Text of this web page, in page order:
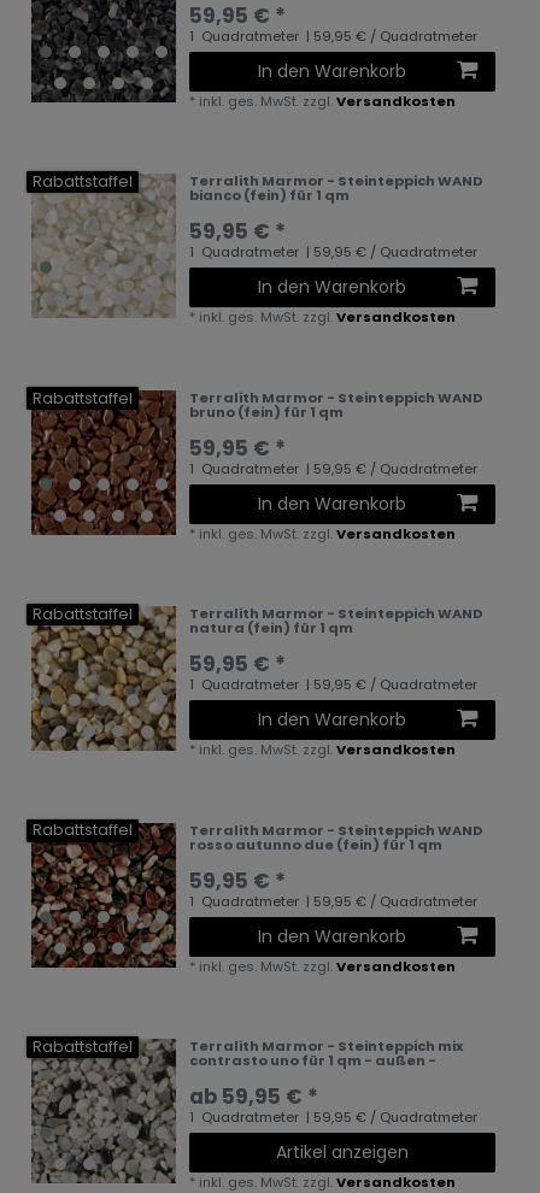
59,95 € *
1 Quadratmeter | 59,95 € / Quadratmeter
In den Warenkorb
* inkl. ges. MwSt. zzgl.Versandkosten
Rabattstaffel Terralith Marmor - Steinteppich WAND
bianco (fein) für 1 qm
59,95 € *
1 Quadratmeter | 59,95 € / Quadratmeter
In den Warenkorb
* inkl. ges. MwSt. zzgl.Versandkosten
Rabattstaffel Terralith Marmor - Steinteppich WAND
bruno (fein) für 1 qm
59,95 € *
1 Quadratmeter | 59,95 € / Quadratmeter
In den Warenkorb
* inkl. ges. MwSt. zzgl.Versandkosten
Rabattstaffel Terralith Marmor - Steinteppich WAND
natura (fein) für 1 qm
59,95 € *
1 Quadratmeter | 59,95 € / Quadratmeter
In den Warenkorb
* inkl. ges. MwSt. zzgl.Versandkosten
Rabattstaffel Terralith Marmor - Steinteppich WAND
rosso autunno due (fein) für 1 qm
59,95 € *
1 Quadratmeter | 59,95 € / Quadratmeter
In den Warenkorb
* inkl. ges. MwSt. zzgl.Versandkosten
Rabattstaffel Terralith Marmor - Steinteppich mix
contrasto uno für 1 qm - außen -
ab 59,95 € *
1 Quadratmeter | 59,95 € / Quadratmeter
Artikel anzeigen
* inkl. ges. MwSt. zzgl.Versandkosten